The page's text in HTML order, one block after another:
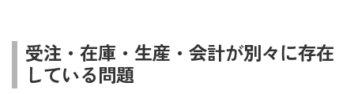
受注・在庫・生産・会計が別々に存在
している問題